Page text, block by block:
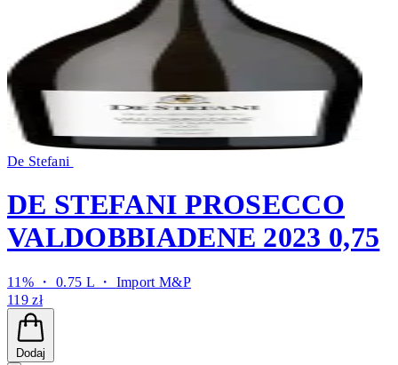
De Stefani
DE STEFANI PROSECCO
VALDOBBIADENE 2023 0,75
11% ・ 0.75 L ・ Import M&P
119 zł
Dodaj